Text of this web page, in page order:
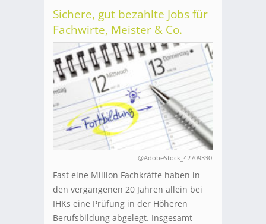
Sichere, gut bezahlte Jobs für
Fachwirte, Meister & Co.
@AdobeStock_42709330
Fast eine Million Fachkräfte haben in
den vergangenen 20 Jahren allein bei
IHKs eine Prüfung in der Höheren
Berufsbildung abgelegt. Insgesamt